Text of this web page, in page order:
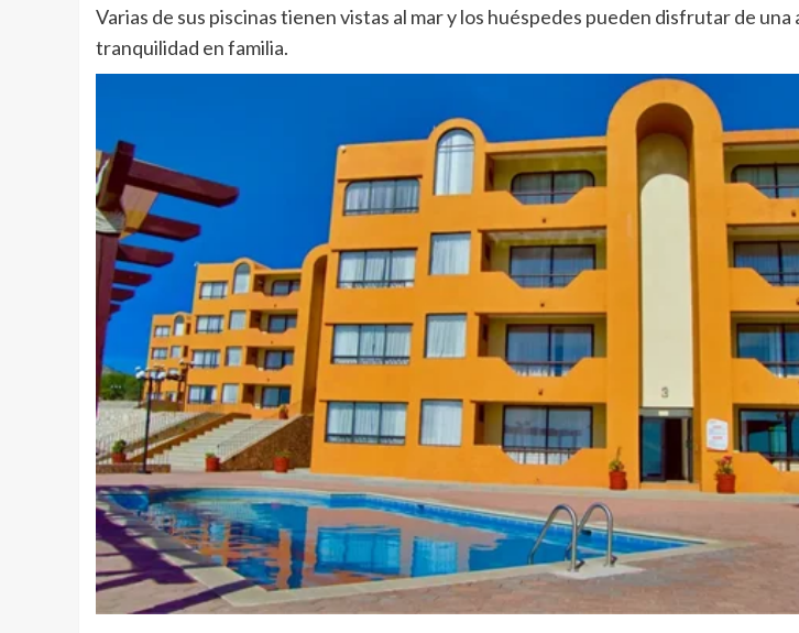
Varias de sus piscinas tienen vistas al mar y los huéspedes pueden disfrutar de
tranquilidad en familia.